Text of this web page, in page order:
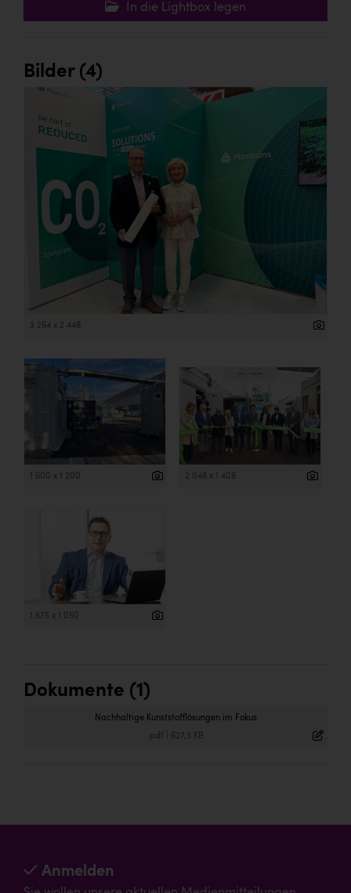
In die Lightbox legen
Bilder (4)
3 264 x 2 448
1 600 x 1 200 2 048 x 1 408
1 575 x 1 050
Dokumente (1)
Nachhaltige Kunststofflösungen im Fokus
.pdf 627,3 KB
Anmelden